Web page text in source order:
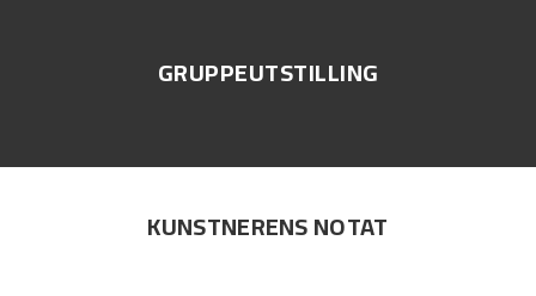
GRUPPEUTSTILLING
KUNSTNERENS NOTAT